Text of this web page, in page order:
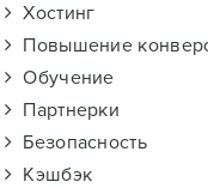
Хостинг
Повышение
Обучение
Партнерки
Безопасность
Кэшбэк